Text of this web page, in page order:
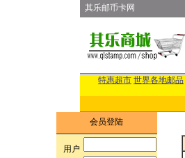
其乐邮币卡网
特惠超市 世界各地邮品
会员登陆
用户: